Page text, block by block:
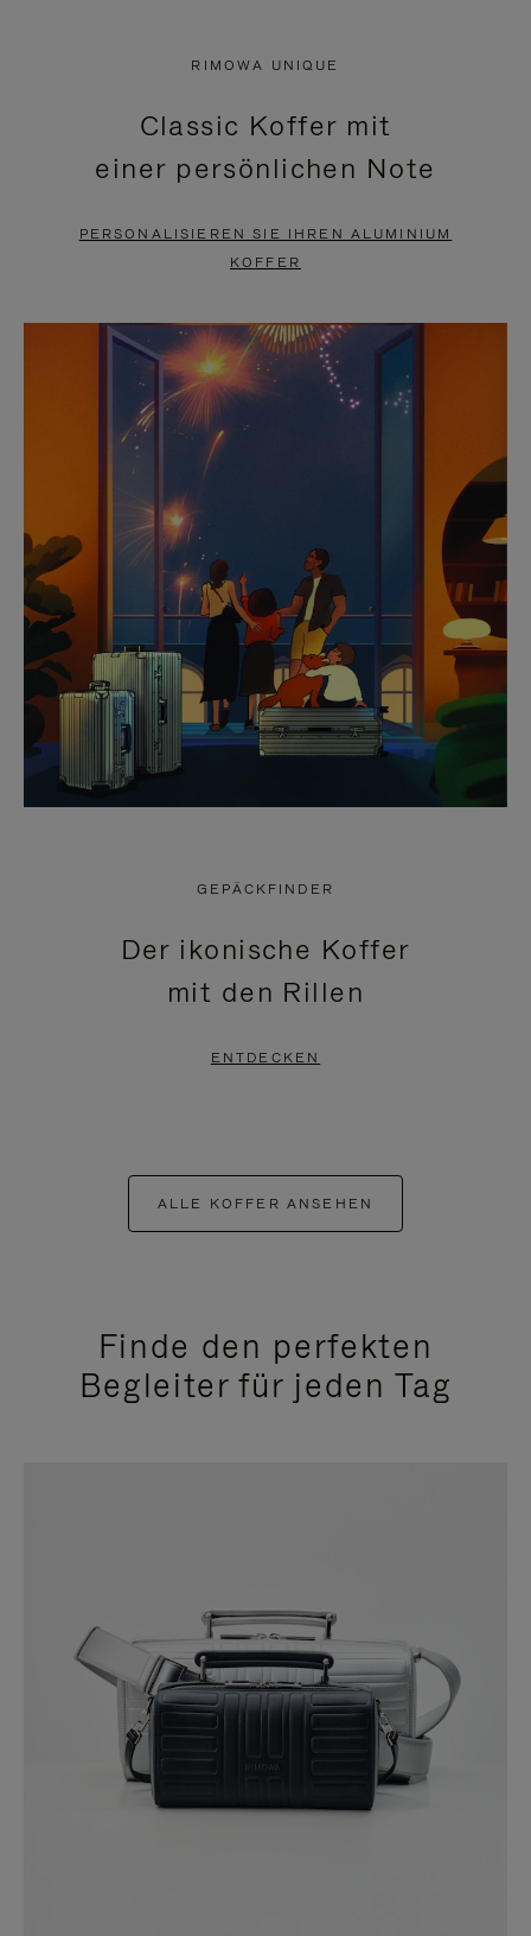
PAUSIERT,
BITTE
DRÜCKEN
ANZUHALTEN
KLICKEN
SIE
ZUM
AUFHEBEN
STUMMSCHALTUNG
RIMOWA UNIQUE
Classic Koffer mit
einer persönlichen Note
PERSONALISIEREN SIE IHREN ALUMINIUM
KOFFER
GEPÄCKFINDER
Der ikonische Koffer
mit den Rillen
ENTDECKEN
ALLE KOFFER ANSEHEN
Finde den perfekten
Begleiter für jeden Tag